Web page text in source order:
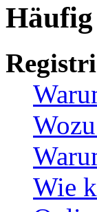
Häufig
Wie